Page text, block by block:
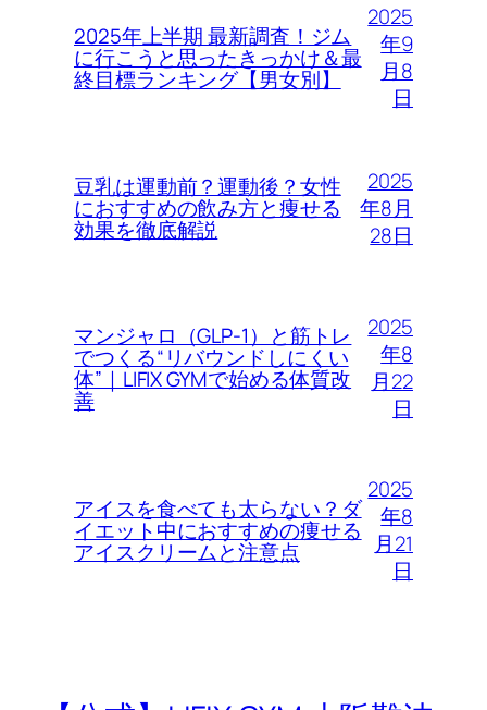
2025年上半期 最新調査！ジム
に行こうと思ったきっかけ＆最
終目標ランキング【男女別】
2025
年9
月8
日
豆乳は運動前？運動後？女性
におすすめの飲み方と痩せる
効果を徹底解説
2025
年8月
28日
マンジャロ（GLP-1）と筋トレ
でつくる“リバウンドしにくい
体”｜LIFIX GYMで始める体質改
善
2025
年8
月22
日
アイスを食べても太らない？ダ
イエット中におすすめの痩せる
アイスクリームと注意点
2025
年8
月21
日